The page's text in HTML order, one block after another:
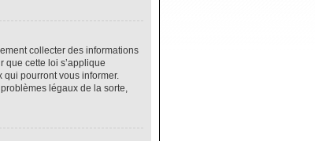
collecter des informations
que cette loi s’applique
pourront vous informer.
légaux de la sorte,